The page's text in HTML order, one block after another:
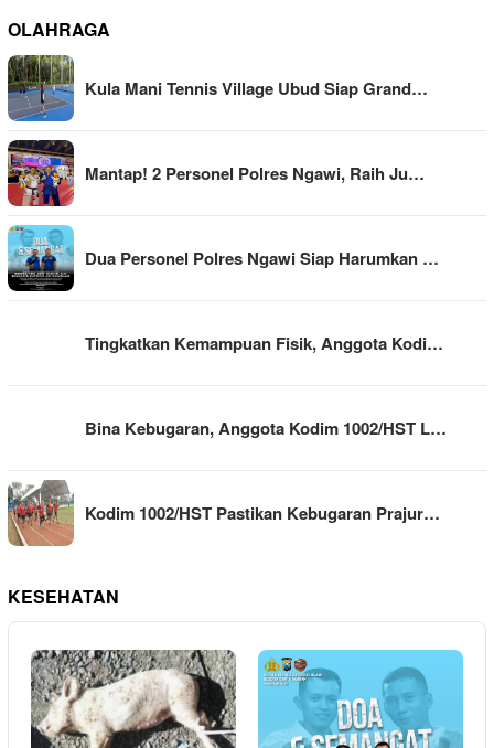
OLAHRAGA
Kula Mani Tennis Village Ubud Siap Grand…
Mantap! 2 Personel Polres Ngawi, Raih Ju…
Dua Personel Polres Ngawi Siap Harumkan …
Tingkatkan Kemampuan Fisik, Anggota Kodi…
Bina Kebugaran, Anggota Kodim 1002/HST L…
Kodim 1002/HST Pastikan Kebugaran Prajur…
KESEHATAN